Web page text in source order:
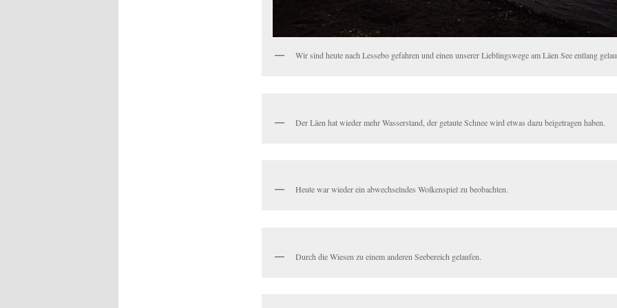
Wir sind heute nach Lessebo gefahren und einen unserer Lieblingswege am Läen See entlang
Der Läen hat wieder mehr Wasserstand, der getaute Schnee wird etwas dazu beigetragen haben.
Heute war wieder ein abwechselndes Wolkenspiel zu beobachten.
Durch die Wiesen zu einem anderen Seebereich gelaufen.